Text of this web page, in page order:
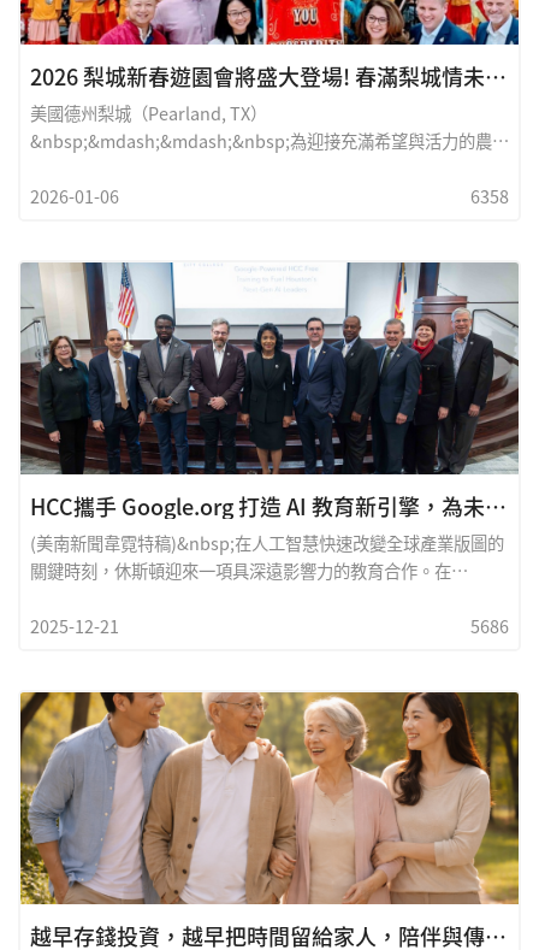
2026 梨城新春遊園會將盛大登場! 春滿梨城情未遠，年逢此處意相通
美國德州梨城（Pearland, TX）
&nbsp;&mdash;&mdash;&nbsp;為迎接充滿希望與活力的農曆
New Year Festival）&nbsp;將於&nbsp;2026&nbsp;年
&nbsp;Pearland Recreation&nbsp;舉行。本次活動將透過豐
富多彩的文化展示與互動體驗，與社區民眾共慶新春佳節，傳承
中華傳統文化。
2026-01-06 6358
HCC攜手 Google.org 打造 AI 教育新引擎，為未來人才鋪路，展開200 萬美元策略合作案
(美南新聞韋霓特稿)&nbsp;在人工智慧快速改變全球產業版圖的
關鍵時刻，休斯頓迎來一項具深遠影響力的教育合作。在
斯頓城市大學，HCC）於&nbsp;West Loop&nbsp;校區舉行早
休斯頓地區的&nbsp;AI&nbsp;教育能量，吸引多位教育界領袖
與媒體到場關注。
2025-12-21 5686
越早存錢投資，越早把時間留給家人，陪伴與傳承：一個能照顧兩代人的理財選擇